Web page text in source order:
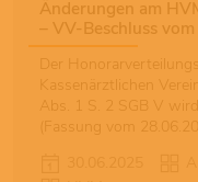
Änderungen am
– VV-Beschluss
Der
Kassenärztlichen
Abs. 1 S. 2 SGB V
(Fassung vom